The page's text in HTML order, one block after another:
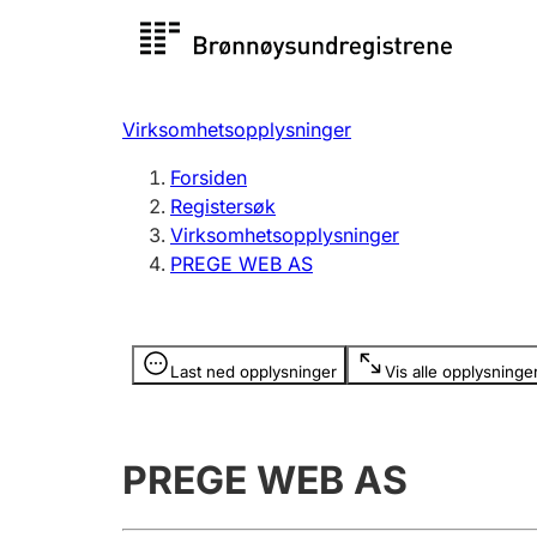
Registersøk
Registrere, endre, slette
Virksomhetsopplysninger
Forsiden
Registersøk
Virksomhetsopplysninger
PREGE WEB AS
Last ned opplysninger Vis alle
Opplysninger er skjult
PREGE WEB AS